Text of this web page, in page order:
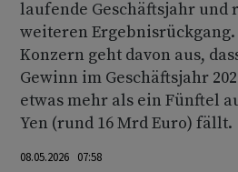
laufende Geschäftsjahr und
weiteren
Konzern geht davon aus,
Gewinn im Geschäftsjahr
etwas mehr als ein Fünftel
Yen (rund 16 Mrd Euro) fällt.
08.05.2026 07:58